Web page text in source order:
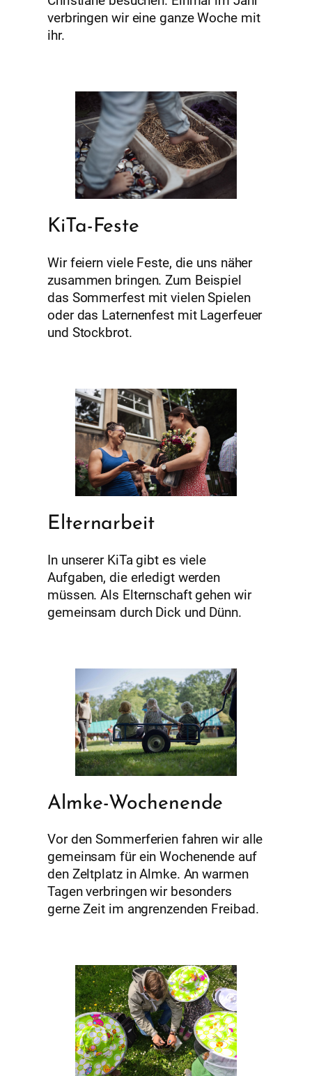
verbringen wir eine ganze Woche mit
ihr.
KiTa-Feste
Wir feiern viele Feste, die uns näher
zusammen bringen. Zum Beispiel
das Sommerfest mit vielen Spielen
oder das Laternenfest mit Lagerfeuer
und Stockbrot.
Elternarbeit
In unserer KiTa gibt es viele
Aufgaben, die erledigt werden
müssen. Als Elternschaft gehen wir
gemeinsam durch Dick und Dünn.
Almke-Wochenende
Vor den Sommerferien fahren wir alle
gemeinsam für ein Wochenende auf
den Zeltplatz in Almke. An warmen
Tagen verbringen wir besonders
gerne Zeit im angrenzenden Freibad.